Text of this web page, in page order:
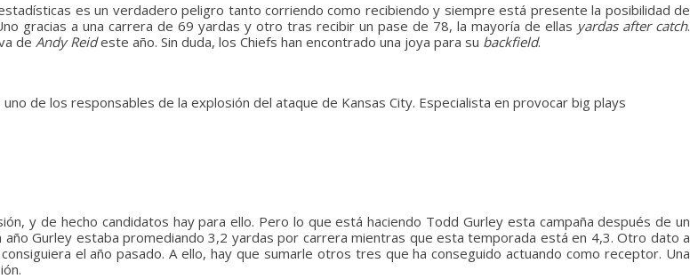
es un verdadero peligro tanto corriendo como recibiendo y siempre está presente la posibilidad de
gracias a una carrera de 69 yardas y otro tras recibir un pase de 78, la mayoría de ellas yardas after catch.
de Andy Reideste año. Sin duda, los Chiefs han encontrado una joya para su backfield.
de los responsables de la explosión del ataque de Kansas City. Especialista en provocar big plays
y de hecho candidatos hay para ello. Pero lo que está haciendo Todd Gurley esta campaña después de un
Gurley estaba promediando 3,2 yardas por carrera mientras que esta temporada está en 4,3. Otro dato a
el año pasado. A ello, hay que sumarle otros tres que ha conseguido actuando como receptor. Una